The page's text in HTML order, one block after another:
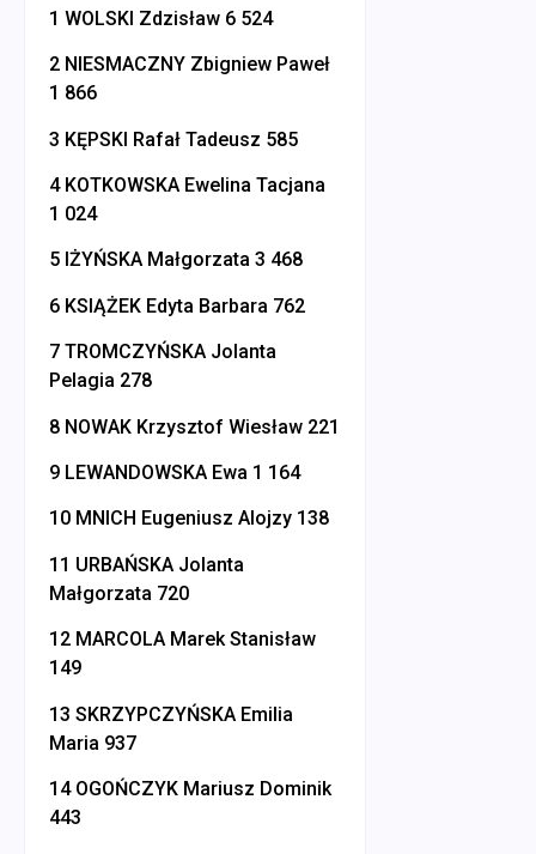
1 WOLSKI Zdzisław 6 524
2 NIESMACZNY Zbigniew Paweł
1 866
3 KĘPSKI Rafał Tadeusz 585
4 KOTKOWSKA Ewelina Tacjana
1 024
5 IŻYŃSKA Małgorzata 3 468
6 KSIĄŻEK Edyta Barbara 762
7 TROMCZYŃSKA Jolanta
Pelagia 278
8 NOWAK Krzysztof Wiesław 221
9 LEWANDOWSKA Ewa 1 164
10 MNICH Eugeniusz Alojzy 138
11 URBAŃSKA Jolanta
Małgorzata 720
12 MARCOLA Marek Stanisław
149
13 SKRZYPCZYŃSKA Emilia
Maria 937
14 OGOŃCZYK Mariusz Dominik
443